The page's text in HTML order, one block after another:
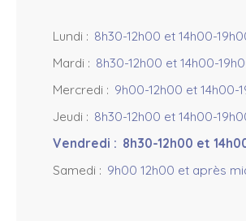
Lundi : 8h30-12h00 et 14h00-
Mardi : 8h30-12h00 et 14h00-
Mercredi : 9h00-12h00 et 14h00-
Jeudi : 8h30-12h00 et 14h00-
Vendredi : 8h30-12h00 et
Samedi : 9h00 12h00 et après